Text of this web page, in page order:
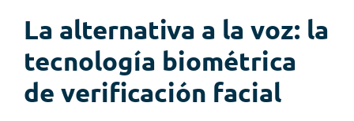
La alternativa a la voz: la
tecnología biométrica
de verificación facial